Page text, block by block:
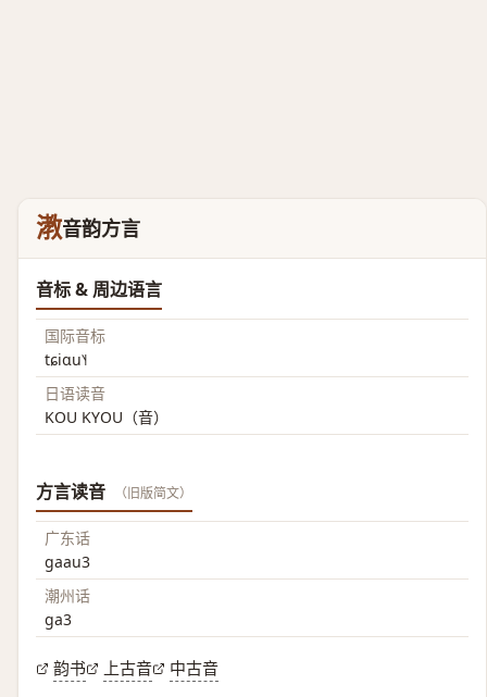
漖音韵方言
音标 & 周边语言
国际音标
tɕiɑu˥˧
日语读音
KOU KYOU（音）
方言读音 （旧版简文）
广东话
gaau3
潮州话
ga3
韵书 上古音 中古音